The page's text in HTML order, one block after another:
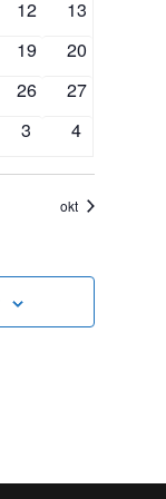
0
12
0
13
0
19
0
20
0
26
0
27
0
3
0
4
okt